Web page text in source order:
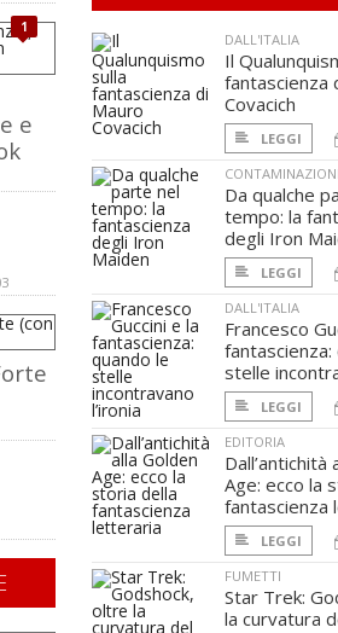
1
e
DALL'ITALIA
Il
fantascienza
Covacich
LEGGI
CONTAMINAZIONI
Da qualche
tempo: la
degli Iron
LEGGI
DALL'ITALIA
Francesco
fantascienza:
stelle
LEGGI
EDITORIA
Dall’antichità
Age: ecco la
fantascienza
LEGGI
FUMETTI
Star Trek:
la curvatura